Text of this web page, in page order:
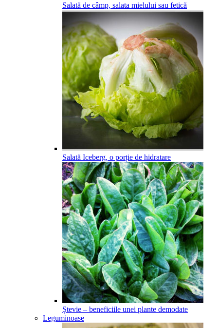
Salată de câmp, salata mielului sau fetică
Salată Iceberg, o porție de hidratare
Ștevie – beneficiile unei plante demodate
Leguminoase